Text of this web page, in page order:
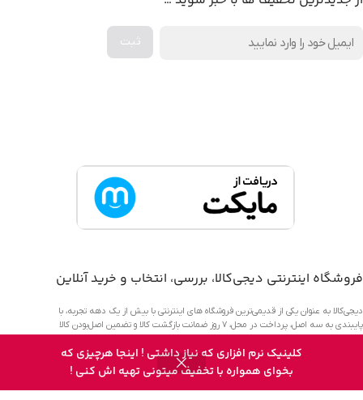
فروشگاه اینترنتی دیجی‌کالا، بررسی، انتخاب و خرید آنلاین
دیجی‌کالا به عنوان یکی از قدیمی‌ترین فروشگاه های اینترنتی با بیش از یک دهه تجربه، با
پایبندی به سه اصل، پرداخت در محل، ۷ روز ضمانت بازگشت کالا و تضمین اصل‌بودن کالا
موفق شده تا همگام با فروشگاه‌های معتبر جهان، به بزرگ‌ترین فروشگاه اینترنتی ایران تبدیل
شود. به محض ورود به سایت دیجی‌کالا با دنیایی از کالا رو به رو می‌شوید! هر آنچه که نیاز
دارید و به ذهن شما خطور می‌کند در اینجا پیدا خواهید کرد.
کلینیک نرم افزاری که نیاز داشتی ! اینجا هرچیزی که
بخوای همواره با تخفیف میتونی تهیه اش کنی !حساب کاربری من
نوار کناری